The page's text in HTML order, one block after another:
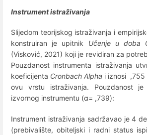
Instrument istraživanja
Slijedom teorijskog istraživanja i
konstruiran je upitnik Učenje u doba
(Visković, 2021) koji je revidiran za
Pouzdanost instrumenta istraživanja
koeficijenta Cronbach Alpha i iznosi ,755
ovu vrstu istraživanja. Pouzdanost
izvornog instrumentu (α= ,739):
Instrument istraživanja sadržavao je 4
(prebivalište, obiteljski i radni status